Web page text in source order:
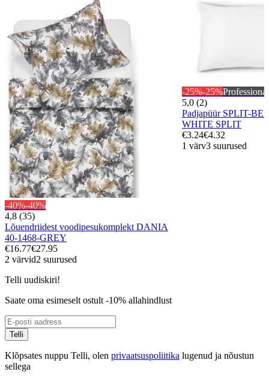
-40%-40%
4,8 (35)
Lõuendriidest voodipesukomplekt DANIA
40-1468-GREY
€16.77€27.95
2 värvid2 suurused
-25%-25%Professional
5,0 (2)
Padjapüür SPLIT-
WHITE SPLIT
€3.24€4.32
1 värv3 suurused
Telli uudiskiri!
Saate oma esimeselt ostult -10% allahindlust
Telli
Klõpsates nuppu Telli, olen privaatsuspoliitika lugenud ja nõustun
sellega